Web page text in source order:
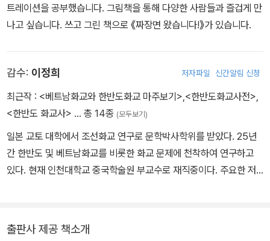
트레이션을 공부했습니다. 그림책을 통해 다양한 사람들과 즐겁게 만
나고 싶습니다. 쓰고 그린 책으로 《짜장면 왔습니다!》가 있습니다.
감수: 이정희 저자파일 신간알림 신청
최근작 : <베트남화교와 한반도화교 마주보기>,<한반도화교사전>,
<한반도 화교사> … 총 14종 (모두보기)
일본 교토 대학에서 조선화교 연구로 문학박사학위를 받았다. 25년
간 한반도 및 베트남화교를 비롯한 화교 문제에 천착하여 연구하고
있다. 현재 인천대학교 중국학술원 부교수로 재직중이다. 주요한 저
출판사 제공 책소개